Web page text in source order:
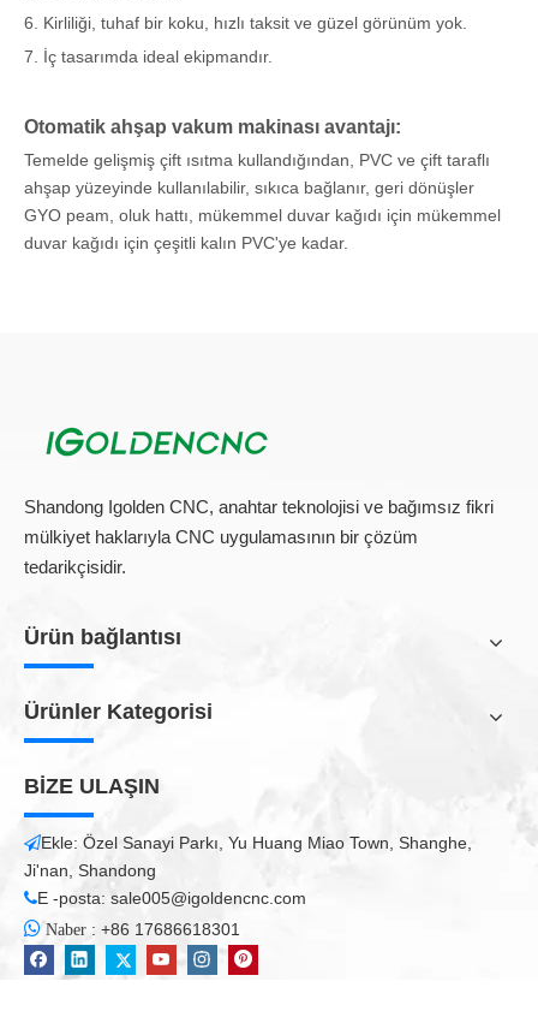
6. Kirliliği, tuhaf bir koku, hızlı taksit ve güzel görünüm yok.
7. İç tasarımda ideal ekipmandır.
Otomatik ahşap vakum makinası avantajı:
Temelde gelişmiş çift ısıtma kullandığından, PVC ve çift taraflı
ahşap yüzeyinde kullanılabilir, sıkıca bağlanır, geri dönüşler
GYO peam, oluk hattı, mükemmel duvar kağıdı için mükemmel
duvar kağıdı için çeşitli kalın PVC'ye kadar.
Ürünlerimiz reklam, ağaç işleme, sanat eserleri, model, elektrikli,
lazer sızdırmazlık vb. İle yaygın olarak kullanılmaktadır.
Şirketimiz pazar odaklı iş prensiplerine bağlı kalmakta ve \"Önce
Kalite ve Müşteri Önce\" iş felsefesini uygular. Müşterilerimize
yanı sıra, ürünlerimiz Orta Doğu, Afrika, Avrupa ve ABD de dahil
olmak üzere dünyada ihracat yapıyor.
Otomatik ahşap vakum makinası
Tüm ürünler
Shandong Igolden CNC, anahtar teknolojisi ve bağımsız fikri
mülkiyet haklarıyla CNC uygulamasının bir çözüm
tedarikçisidir.
Ürün bağlantısı
Ürünler Kategorisi
BİZE ULAŞIN
Ekle: Özel Sanayi Parkı, Yu Huang Miao Town, Shanghe,
Ji'nan, Shandong
E -posta: sale005@igoldencnc.com
 Naber : +86 17686618301